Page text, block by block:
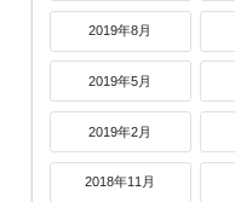
2019年8月
2019年5月
2019年2月
2018年11月